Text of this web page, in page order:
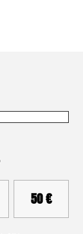
50 €